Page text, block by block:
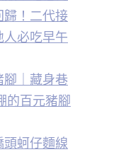
歸！二代接
人必吃早午
腳｜藏身巷
的百元豬腳
頭蚵仔麵線